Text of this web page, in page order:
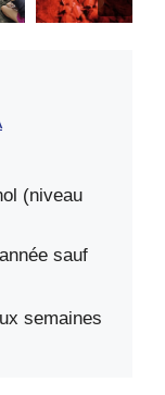
(niveau
sauf
semaines